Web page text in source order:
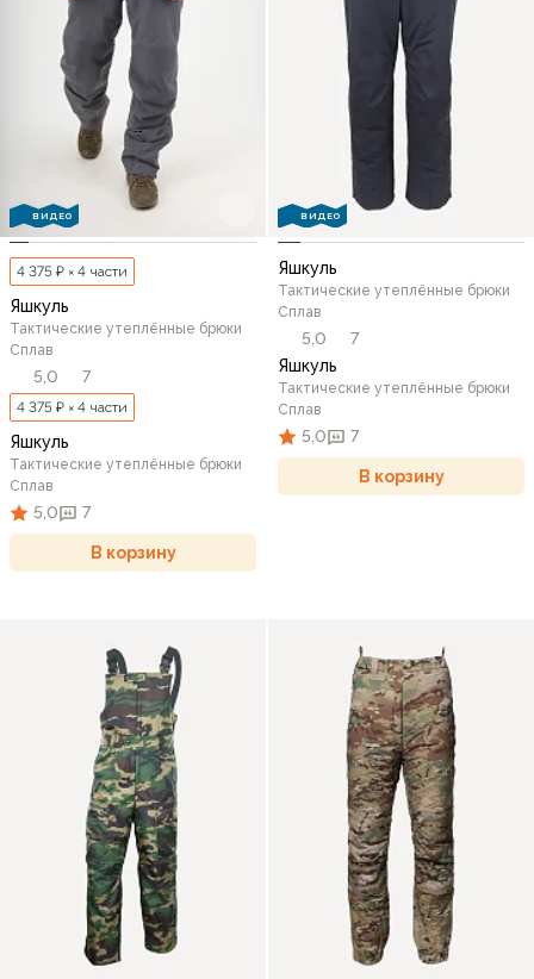
ВИДЕО
4 375 ₽ × 4 части
Яшкуль
Тактические утеплённые брюки
Сплав
5,0 7
4 375 ₽ × 4 части
Яшкуль
Тактические утеплённые брюки
Сплав
5,0 7
В корзину
ВИДЕО
Яшкуль
Тактические утеплённые брюки
Сплав
5,0
7
Яшкуль
Тактические утеплённые брюки
Сплав
5,0 7
В корзину